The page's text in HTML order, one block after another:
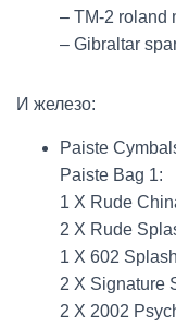
– TM-2 roland
– Gibraltar
И железо:
Paiste
Paiste Bag 1:
1 X Rude
2 X Rude
1 X 602
2 X Signature
2 X 2002